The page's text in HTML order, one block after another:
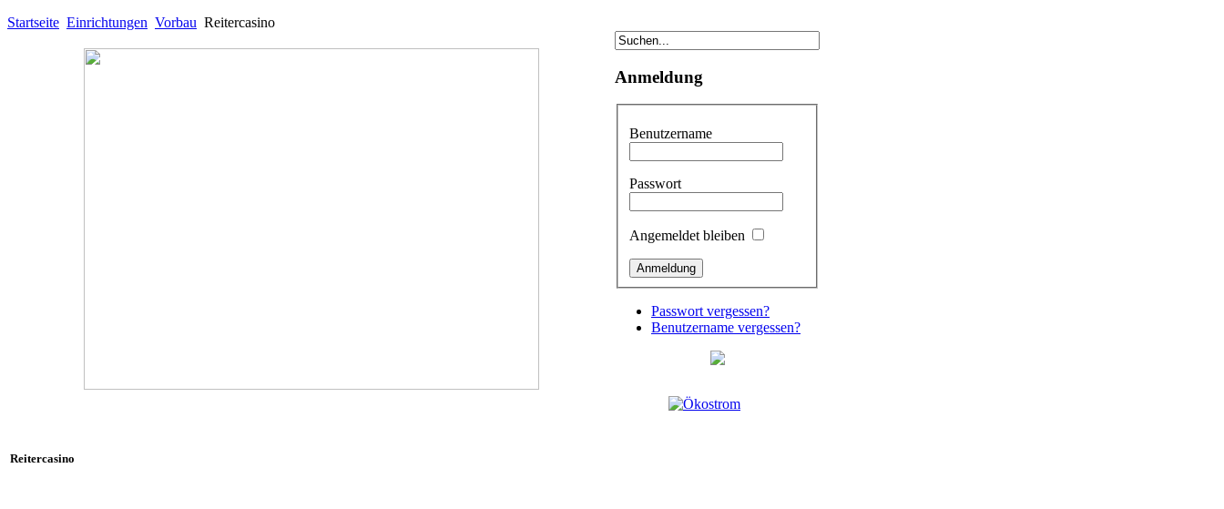
Startseite Einrichtungen Vorbau Reitercasino
Reitercasino
Anmeldung
Benutzername
Passwort
Angemeldet bleiben
Passwort vergessen?
Benutzername vergessen?